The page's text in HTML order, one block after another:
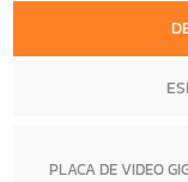
PLACA DE VIDEO